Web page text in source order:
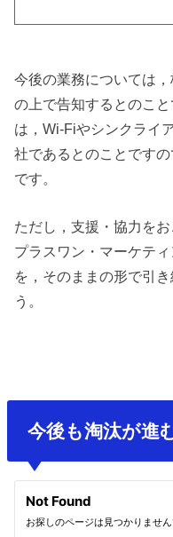
今後の業務については
の上で告知するとのこ
は，Wi-Fiやシンクライ
社であるとのことです
です。
ただし，支援・協力を
プラスワン・マーケテ
を，そのままの形で引
う。
今後も淘汰が進